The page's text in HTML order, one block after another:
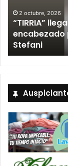
2 octubre, 2026
“TIRRIA”
encabezado
Stefani